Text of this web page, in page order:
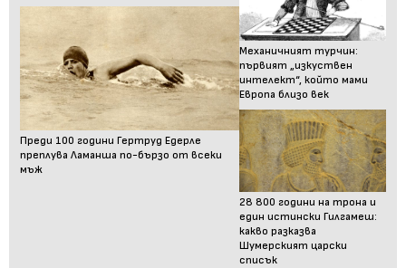
Преди 100 години Гертруд Едерле
преплува Ламанша по-бързо от всеки
мъж
Механичният турчин:
първият „изкуствен
интелект“, който мами
Европа близо век
28 800 години на трона и
един истински Гилгамеш:
какво разказва
Шумерският царски
списък